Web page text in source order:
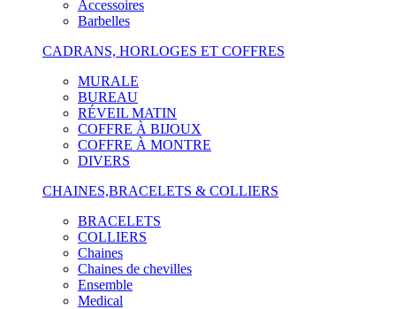
Accessoires
Barbelles
CADRANS, HORLOGES ET COFFRES
MURALE
BUREAU
RÉVEIL MATIN
COFFRE À BIJOUX
COFFRE À MONTRE
DIVERS
CHAINES,BRACELETS & COLLIERS
BRACELETS
COLLIERS
Chaines
Chaines de chevilles
Ensemble
Medical